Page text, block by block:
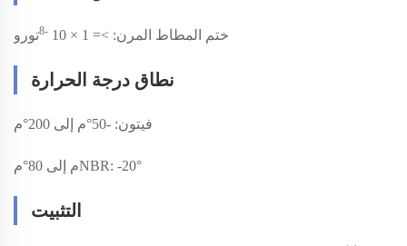
ختم المطاط المرن: >= 1 × 10 -8 تورو
نطاق درجة الحرارة
فيتون: -50°م إلى 200°م
NBR: -20°م إلى 80°م
التثبيت